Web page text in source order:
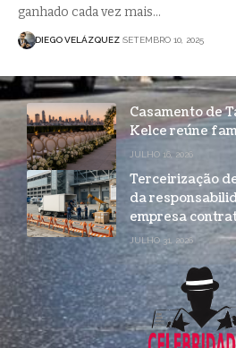
ganhado cada vez mais…
DIEGO VELÁZQUEZ SETEMBRO 10, 2025
Casamento de
Kelce reúne
JULHO 16, 2026
Terceirização
da
empresa
JULHO 31, 2026